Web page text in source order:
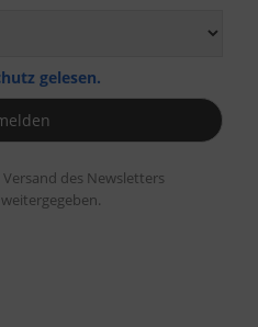
gelesen.
des Newsletters